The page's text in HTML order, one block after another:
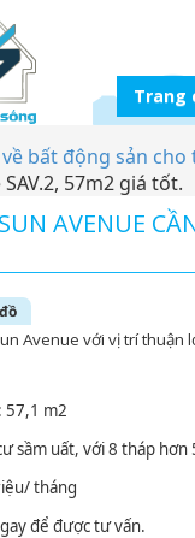
Trang
bất động sản cho
57m2 giá tốt.
AVENUE
Avenue với vị trí thuận
57,1 m2
sầm uất, với 8 tháp
tháng
để được tư vấn.